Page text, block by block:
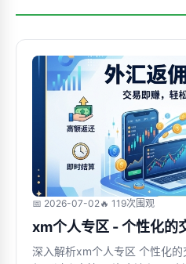
📅 2026-07-02🔥 119次围观
xm个人专区 - 个性化的
深入解析xm个人专区 个性化